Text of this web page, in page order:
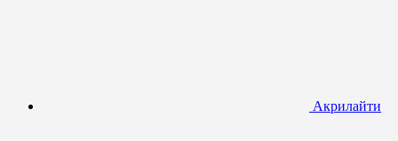
Акрилайти